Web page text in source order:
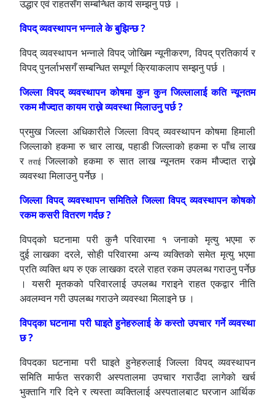
उद्धार एवं राहतसँग सम्बन्धित कार्य सम्झनु पर्छ ।
विपद् व्यवस्थापन भन्नाले के बुझिन्छ ?
विपद् व्यवस्थापन भन्नाले विपद् जोखिम न्यूनीकरण, विपद् प्रतिकार्य र
विपद् पुनर्लाभसगँ सम्बन्धित सम्पूर्ण क्रियाकलाप सम्झनु पर्छ ।
जिल्ला विपद् व्यवस्थापन कोषमा कुन कुन जिल्लालाई कति न्यूनतम
रकम मौज्दात कायम राख्ने व्यवस्था मिलाउनु पर्छ ?
प्रमुख जिल्ला अधिकारीले जिल्ला विपद् व्यवस्थापन कोषमा हिमाली
जिल्लाको हकमा रु चार लाख, पहाडी जिल्लाको हकमा रु पाँच लाख
र तराईजिल्लाको हकमा रु सात लाख न्यूनतम रकम मौज्दात राख्ने
व्यवस्था मिलाउनु पर्नेछ ।
जिल्ला विपद् व्यवस्थापन समितिले जिल्ला विपद् व्यवस्थापन कोषको
रकम कसरी वितरण गर्दछ ?
विपद्को घटनामा परी कुनै परिवारमा १ जनाको मृत्यु भएमा रु
दुई लाखका दरले, सोही परिवारमा अन्य व्यक्तिको समेत मृत्यु भएमा
प्रति व्यक्ति थप रु एक लाखका दरले राहत रकम उपलब्ध गराउनु पर्नेछ
। यसरी मृतकको परिवारलाईउपलब्ध गराइने राहत एकद्वार नीति
अवलम्वन गरी उपलब्ध गराउने व्यवस्था मिलाइने छ ।
विपद्‍का घटनामा परी घाइते हुनेहरुलाई के कस्तो उपचार गर्ने व्यवस्था
छ ?
विपदका घटनामा परी घाइते हुनेहरुलाई जिल्ला विपद् व्यवस्थापन
समिति मार्फत सरकारी अस्पतालमा उपचार गराउँदा लागेको खर्च
भुक्तानि गरि दिने र त्यस्ता व्यक्तिलाई अस्पतालबाट घरजान आर्थिक